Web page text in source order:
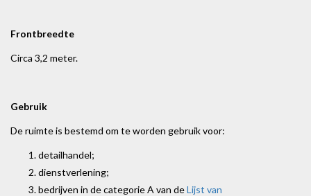
Frontbreedte
Circa 3,2 meter.
Gebruik
De ruimte is bestemd om te worden gebruik voor:
detailhandel;
dienstverlening;
bedrijven in de categorie A van deLijst van